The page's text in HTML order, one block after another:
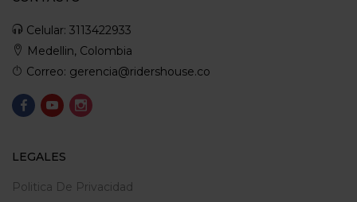
Celular: 3113422933
Medellin, Colombia
Correo: gerencia@ridershouse.co
LEGALES
Politica De Privacidad